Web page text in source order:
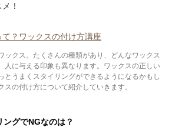
！
？ワックスの付け方講座
ックス。たくさんの種類があり、どんなワックス
人に与える印象も異なります。ワックスの正しい
とうまくスタイリングができるようになるかもし
の付け方について紹介していきます。
グでNGなのは？